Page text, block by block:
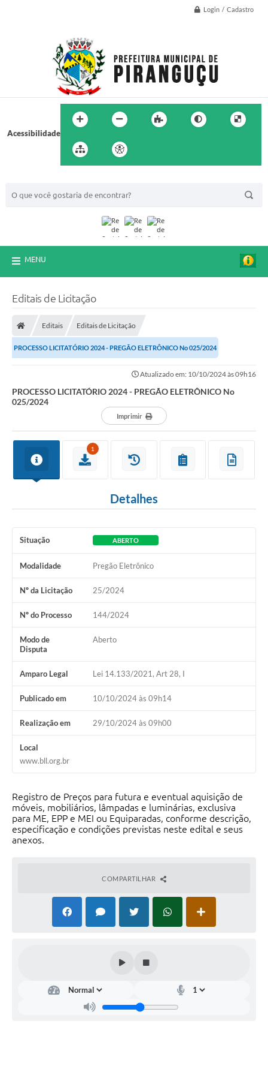
Login / Cadastro
Acessibilidade
MENU
Editais de Licitação
Editais Editais de Licitação
PROCESSO LICITATÓRIO 2024 - PREGÃO ELETRÔNICO No 025/2024
Atualizado em: 10/10/2024 às 09h16
PROCESSO LICITATÓRIO 2024 - PREGÃO ELETRÔNICO No
025/2024
Imprimir
1
Detalhes
Situação ABERTO
Modalidade Pregão Eletrônico
Nº da Licitação 25/2024
Nº do Processo 144/2024
Modo de
Disputa
Aberto
Amparo Legal Lei 14.133/2021, Art 28, I
Publicado em 10/10/2024 às 09h14
Realização em 29/10/2024 às 09h00
Local
www.bll.org.br
Registro de Preços para futura e eventual aquisição de
móveis, mobiliários, lâmpadas e luminárias, exclusiva
para ME, EPP e MEI ou Equiparadas, conforme descrição,
especificação e condições previstas neste edital e seus
anexos.
COMPARTILHAR